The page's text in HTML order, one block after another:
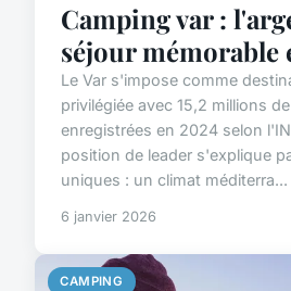
Camping var :
séjour mémorable
Le Var s'impose comme
privilégiée avec 15,2 millions
enregistrées en 2024 selon
position de leader s'explique
uniques : un climat méditerra...
6 janvier 2026
CAMPING